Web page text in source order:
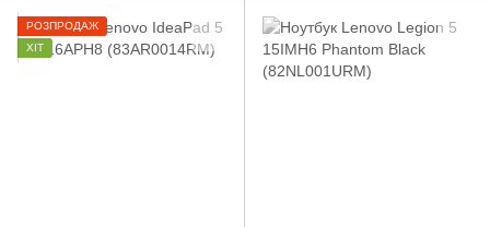
РОЗПРОДАЖ
ХІТ